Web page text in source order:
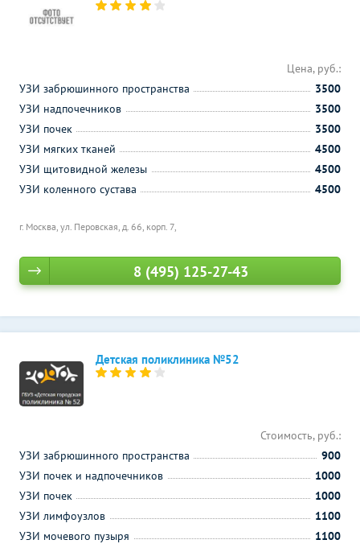
г. Москва, ул. Перовская, д. 66, корп. 7,
Цена, руб.:
УЗИ забрюшинного пространства
3500
УЗИ надпочечников
3500
УЗИ почек
3500
УЗИ мягких тканей
4500
УЗИ щитовидной железы
4500
УЗИ коленного сустава
4500
8 (495) 125-27-43
Детская поликлиника №52
Стоимость, руб.:
УЗИ забрюшинного пространства
900
УЗИ почек и надпочечников
1000
УЗИ почек
1000
УЗИ лимфоузлов
1100
УЗИ мочевого пузыря
1100